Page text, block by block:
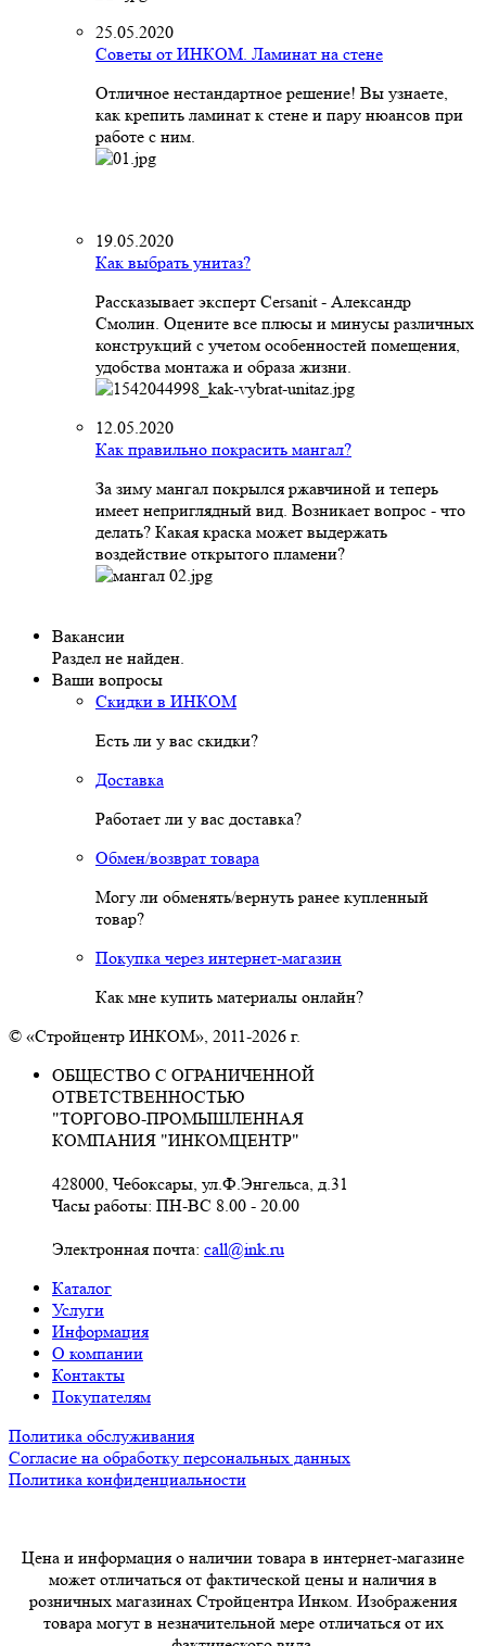
25.05.2020
Советы от ИНКОМ. Ламинат на стене
Отличное нестандартное решение! Вы узнаете,
как крепить ламинат к стене и пару нюансов при
работе с ним.
19.05.2020
Как выбрать унитаз?
Рассказывает эксперт Cersanit - Александр
Смолин. Оцените все плюсы и минусы различных
конструкций с учетом особенностей помещения,
удобства монтажа и образа жизни.
12.05.2020
Как правильно покрасить мангал?
За зиму мангал покрылся ржавчиной и теперь
имеет неприглядный вид. Возникает вопрос - что
делать? Какая краска может выдержать
воздействие открытого пламени?
Вакансии
Раздел не найден.
Ваши вопросы
Скидки в ИНКОМ
Есть ли у вас скидки?
Доставка
Работает ли у вас доставка?
Обмен/возврат товара
Могу ли обменять/вернуть ранее купленный
товар?
Покупка через интернет-магазин
Как мне купить материалы онлайн?
© «Стройцентр ИНКОМ», 2011-2026 г.
ОБЩЕСТВО С ОГРАНИЧЕННОЙ
ОТВЕТСТВЕННОСТЬЮ
"ТОРГОВО-ПРОМЫШЛЕННАЯ
КОМПАНИЯ "ИНКОМЦЕНТР"
428000, Чебоксары, ул.Ф.Энгельса, д.31
Часы работы: ПН-ВС 8.00 - 20.00
Электронная почта: call@ink.ru
Каталог
Услуги
Информация
О компании
Контакты
Покупателям
Политика обслуживания
Согласие на обработку персональных данных
Политика конфиденциальности
Цена и информация о наличии товара в интернет-магазине
может отличаться от фактической цены и наличия в
розничных магазинах Стройцентра Инком. Изображения
товара могут в незначительной мере отличаться от их